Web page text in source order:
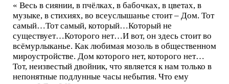
« Весь в сиянии, в пчёлках, в бабочках, в цветах, в
музыке, в стихиях, во всеуслышанье стоит – Дом. Тот
самый…Тот самый, который…Который не
существует…Которого нет…И вот, он здесь стоит во
всёмурлыканье. Как любимая мозоль в общественном
мироустройстве. Дом которого нет, которого нет…
Тот, неизвестый двойник, что является к нам только в
непонятные подлунные часы небытия. Что ему